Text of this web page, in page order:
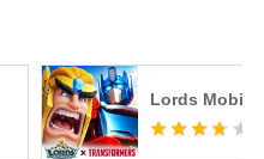
Lords Mobile